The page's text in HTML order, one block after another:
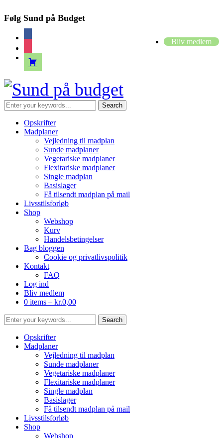
Følg Sund på Budget
cart
Bliv medlem
Opskrifter
Madplaner
Vejledning til madplan
Sunde madplaner
Vegetariske madplaner
Flexitariske madplaner
Single madplan
Basislager
Få tilsendt madplan på mail
Livsstilsforløb
Shop
Webshop
Kurv
Handelsbetingelser
Bag bloggen
Cookie og privatlivspolitik
Kontakt
FAQ
Log ind
Bliv medlem
0 items – kr.0,00
Opskrifter
Madplaner
Vejledning til madplan
Sunde madplaner
Vegetariske madplaner
Flexitariske madplaner
Single madplan
Basislager
Få tilsendt madplan på mail
Livsstilsforløb
Shop
Webshop